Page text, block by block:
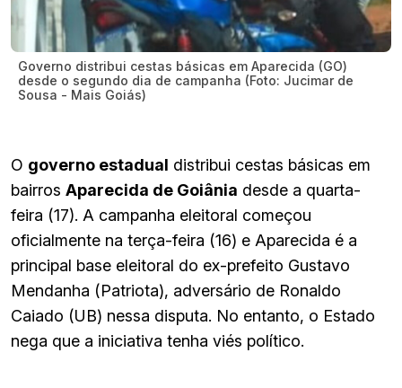
Governo distribui cestas básicas em Aparecida (GO)
desde o segundo dia de campanha (Foto: Jucimar de
Sousa - Mais Goiás)
O governo estadual distribui cestas básicas em
bairros Aparecida de Goiânia desde a quarta-
feira (17). A campanha eleitoral começou
oficialmente na terça-feira (16) e Aparecida é a
principal base eleitoral do ex-prefeito Gustavo
Mendanha (Patriota), adversário de Ronaldo
Caiado (UB) nessa disputa. No entanto, o Estado
nega que a iniciativa tenha viés político.